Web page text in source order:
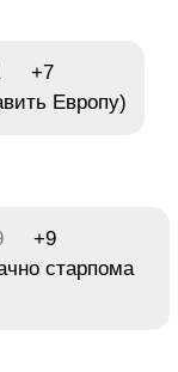
+7
Европу)
+9
старпома